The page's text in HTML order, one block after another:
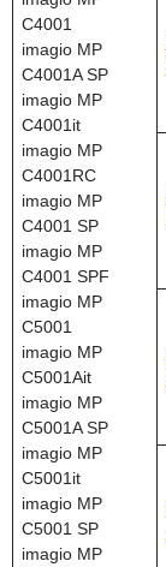
C4001
imagio MP
C4001A SP
imagio MP
C4001it
imagio MP
C4001RC
imagio MP
C4001 SP
imagio MP
C4001 SPF
imagio MP
C5001
imagio MP
C5001Ait
imagio MP
C5001A SP
imagio MP
C5001it
imagio MP
C5001 SP
imagio MP